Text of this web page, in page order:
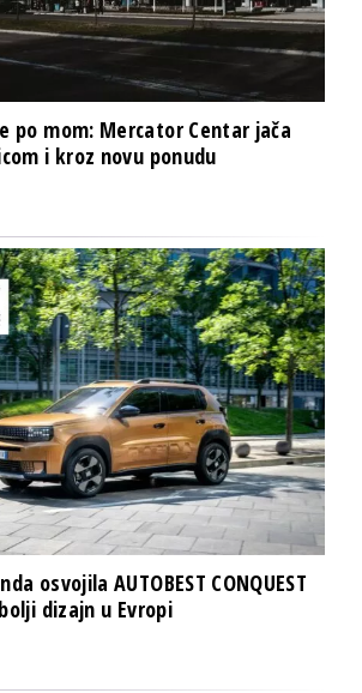
po mom: Mercator Centar jača
i kroz novu ponudu
osvojila AUTOBEST CONQUEST
dizajn u Evropi